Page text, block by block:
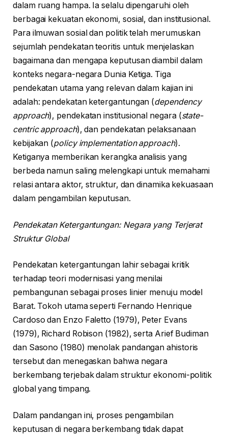
dalam ruang hampa. Ia selalu dipengaruhi oleh
berbagai kekuatan ekonomi, sosial, dan institusional.
Para ilmuwan sosial dan politik telah merumuskan
sejumlah pendekatan teoritis untuk menjelaskan
bagaimana dan mengapa keputusan diambil dalam
konteks negara-negara Dunia Ketiga. Tiga
pendekatan utama yang relevan dalam kajian ini
adalah: pendekatan ketergantungan (dependency
approach), pendekatan institusional negara (state-
centric approach), dan pendekatan pelaksanaan
kebijakan (policy implementation approach).
Ketiganya memberikan kerangka analisis yang
berbeda namun saling melengkapi untuk memahami
relasi antara aktor, struktur, dan dinamika kekuasaan
dalam pengambilan keputusan.
Pendekatan Ketergantungan: Negara yang Terjerat
Struktur Global
Pendekatan ketergantungan lahir sebagai kritik
terhadap teori modernisasi yang menilai
pembangunan sebagai proses linier menuju model
Barat. Tokoh utama seperti Fernando Henrique
Cardoso dan Enzo Faletto (1979), Peter Evans
(1979), Richard Robison (1982), serta Arief Budiman
dan Sasono (1980) menolak pandangan ahistoris
tersebut dan menegaskan bahwa negara
berkembang terjebak dalam struktur ekonomi-politik
global yang timpang.
Dalam pandangan ini, proses pengambilan
keputusan di negara berkembang tidak dapat